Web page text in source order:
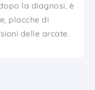
la diagnosi, è
placche di
delle arcate.